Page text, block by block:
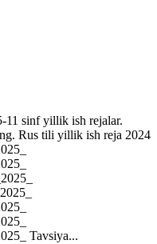
sinf yillik ish rejalar.
Rus tili yillik ish reja 2024
Tavsiya...